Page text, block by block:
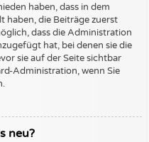
haben, dass in dem
haben, die Beiträge zuerst
dass die Administration
hat, bei denen sie die
sie auf der Seite sichtbar
Administration, wenn Sie
neu?